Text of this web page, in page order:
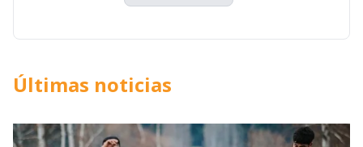
Últimas noticias